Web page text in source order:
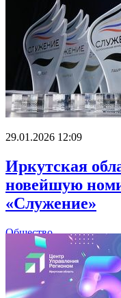
29.01.2026 12:09
Иркутская
новейшую
«Служение»
Общество